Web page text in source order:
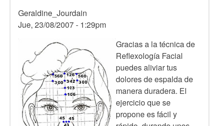
Geraldine_Jourdain
Jue, 23/08/2007 - 1:29pm
Gracias a la técnica de
Reflexología Facial
puedes aliviar tus
dolores de espalda de
manera duradera. El
ejercicio que se
propone es fácil y